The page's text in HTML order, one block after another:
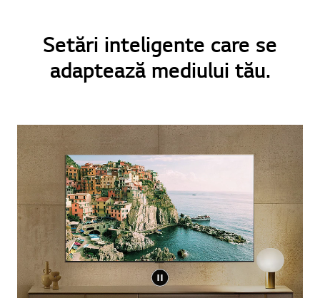
Setări inteligente care se
adaptează mediului tău.